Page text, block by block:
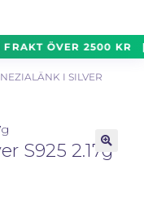
ÖVER
I SILVER
🔍
S925 2.17g